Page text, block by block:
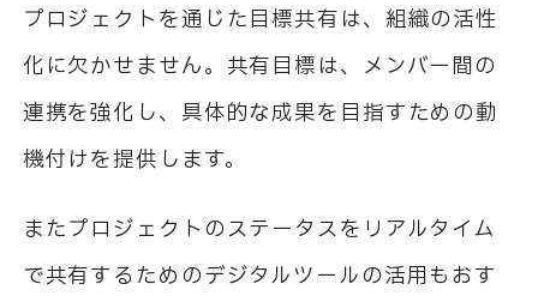
プロジェクトを通じた目標共有は、組織の活性
化に欠かせません。共有目標は、メンバー間の
連携を強化し、具体的な成果を目指すための動
機付けを提供します。
またプロジェクトのステータスをリアルタイム
で共有するためのデジタルツールの活用もおす